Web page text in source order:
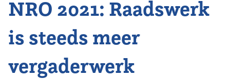
Home
Agenda
Nieuws
NRO 2021: Raadswerk
is steeds meer
vergaderwerk